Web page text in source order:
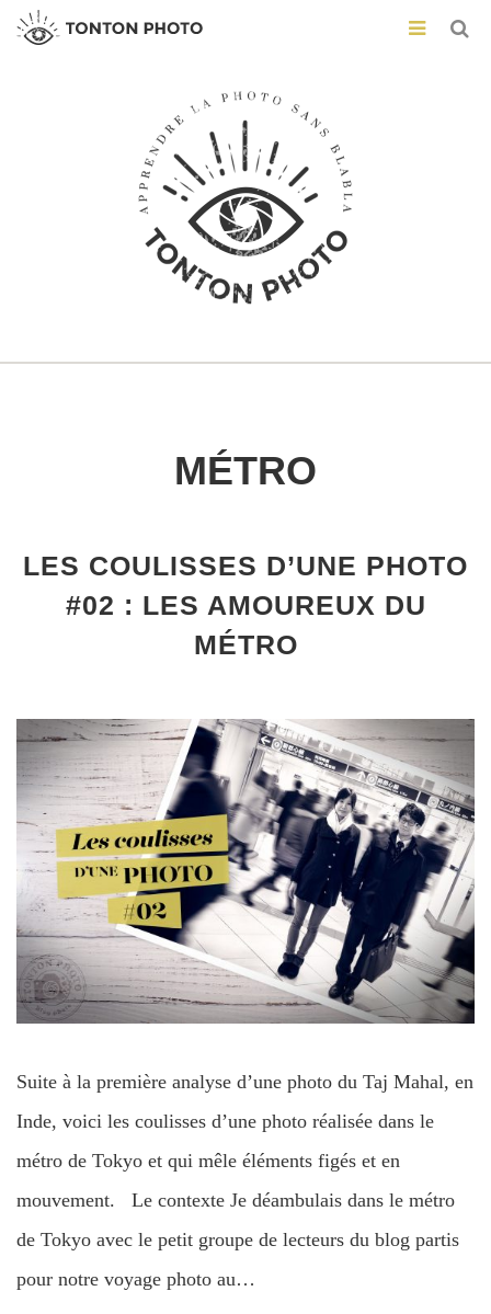
MÉTRO
LES COULISSES D’UNE PHOTO
#02 : LES AMOUREUX DU
MÉTRO
Suite à la première analyse d’une photo du Taj Mahal, en
Inde, voici les coulisses d’une photo réalisée dans le
métro de Tokyo et qui mêle éléments figés et en
mouvement. Le contexte Je déambulais dans le métro
de Tokyo avec le petit groupe de lecteurs du blog partis
pour notre voyage photo au…